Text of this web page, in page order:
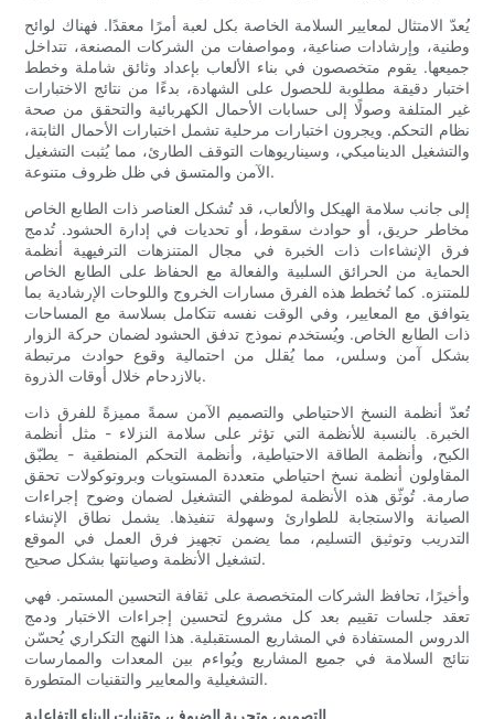
يُعدّ الامتثال لمعايير السلامة الخاصة بكل لعبة أمرًا معقدًا. فهناك لوائح
وطنية، وإرشادات صناعية، ومواصفات من الشركات المصنعة، تتداخل
جميعها. يقوم متخصصون في بناء الألعاب بإعداد وثائق شاملة وخطط
اختبار دقيقة مطلوبة للحصول على الشهادة، بدءًا من نتائج الاختبارات
غير المتلفة وصولًا إلى حسابات الأحمال الكهربائية والتحقق من صحة
نظام التحكم. ويجرون اختبارات مرحلية تشمل اختبارات الأحمال الثابتة،
والتشغيل الديناميكي، وسيناريوهات التوقف الطارئ، مما يُثبت التشغيل
الآمن والمتسق في ظل ظروف متنوعة.
إلى جانب سلامة الهيكل والألعاب، قد تُشكل العناصر ذات الطابع الخاص
مخاطر حريق، أو حوادث سقوط، أو تحديات في إدارة الحشود. تُدمج
فرق الإنشاءات ذات الخبرة في مجال المتنزهات الترفيهية أنظمة
الحماية من الحرائق السلبية والفعالة مع الحفاظ على الطابع الخاص
للمتنزه. كما تُخطط هذه الفرق مسارات الخروج واللوحات الإرشادية بما
يتوافق مع المعايير، وفي الوقت نفسه تتكامل بسلاسة مع المساحات
ذات الطابع الخاص. ويُستخدم نموذج تدفق الحشود لضمان حركة الزوار
بشكل آمن وسلس، مما يُقلل من احتمالية وقوع حوادث مرتبطة
بالازدحام خلال أوقات الذروة.
تُعدّ أنظمة النسخ الاحتياطي والتصميم الآمن سمةً مميزةً للفرق ذات
الخبرة. بالنسبة للأنظمة التي تؤثر على سلامة النزلاء - مثل أنظمة
الكبح، وأنظمة الطاقة الاحتياطية، وأنظمة التحكم المنطقية - يطبّق
المقاولون أنظمة نسخ احتياطي متعددة المستويات وبروتوكولات تحقق
صارمة. تُوثّق هذه الأنظمة لموظفي التشغيل لضمان وضوح إجراءات
الصيانة والاستجابة للطوارئ وسهولة تنفيذها. يشمل نطاق الإنشاء
التدريب وتوثيق التسليم، مما يضمن تجهيز فرق العمل في الموقع
لتشغيل الأنظمة وصيانتها بشكل صحيح.
وأخيرًا، تحافظ الشركات المتخصصة على ثقافة التحسين المستمر. فهي
تعقد جلسات تقييم بعد كل مشروع لتحسين إجراءات الاختبار ودمج
الدروس المستفادة في المشاريع المستقبلية. هذا النهج التكراري يُحسّن
نتائج السلامة في جميع المشاريع ويُواءم بين المعدات والممارسات
التشغيلية والمعايير والتقنيات المتطورة.